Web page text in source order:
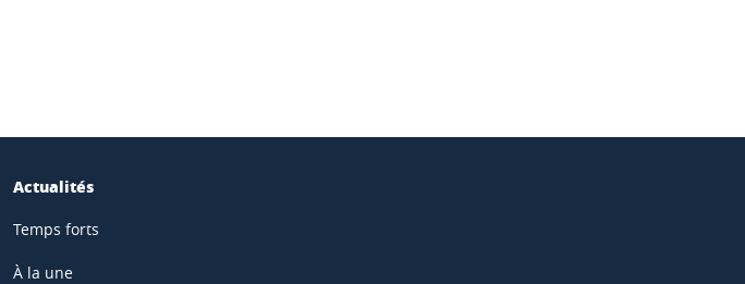
Actualités
Temps forts
À la une